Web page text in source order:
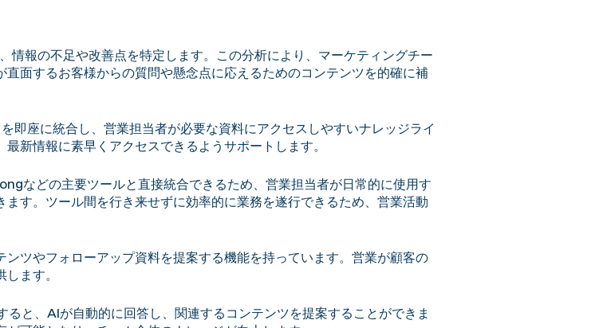
報の不足や改善点を特定します。この分析により、マーケティングチー
面するお客様からの質問や懸念点に応えるためのコンテンツを的確に補
即座に統合し、営業担当者が必要な資料にアクセスしやすいナレッジライ
新情報に素早くアクセスできるようサポートします。
どの主要ツールと直接統合できるため、営業担当者が日常的に使用す
す。ツール間を行き来せずに効率的に業務を遂行できるため、営業活動
ツやフォローアップ資料を提案する機能を持っています。営業が顧客の
ます。
と、AIが自動的に回答し、関連するコンテンツを提案することができま